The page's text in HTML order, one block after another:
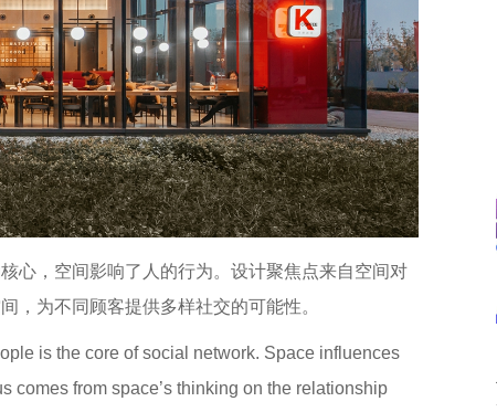
心，空间影响了人的行为。设计聚焦点来自空间对
，为不同顾客提供多样社交的可能性。
is the core of social network. Space influences
comes from space’s thinking on the relationship